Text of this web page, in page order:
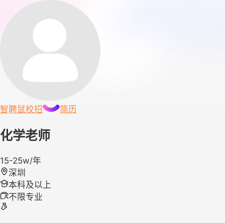
智聘鼠校招 简历
化学老师
15-25w/年
深圳
本科及以上
不限专业